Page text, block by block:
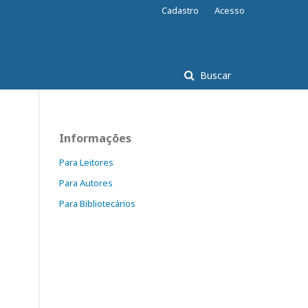
Buscar
Cadastro Acesso
Informações
Para Leitores
Para Autores
Para Bibliotecários